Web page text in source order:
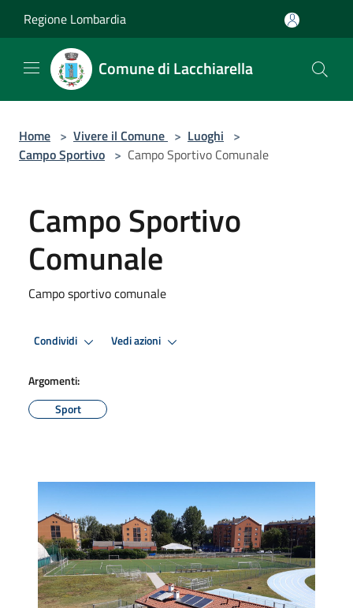
Regione Lombardia
Comune di Lacchiarella
Home > Vivere il Comune > Luoghi >
Campo Sportivo > Campo Sportivo Comunale
Campo Sportivo
Comunale
Campo sportivo comunale
Condividi Vedi azioni
Argomenti:
Sport